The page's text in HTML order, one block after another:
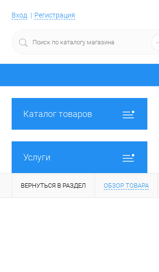
Вход Регистрация
Каталог товаров
Услуги
ВЕРНУТЬСЯ В РАЗДЕЛ ОБЗОР ТОВАРА